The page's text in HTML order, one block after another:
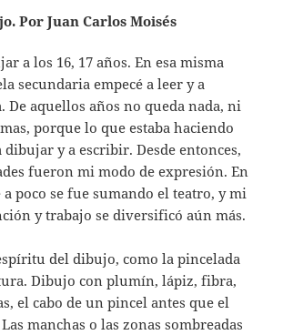
Por Juan Carlos Moisés
a los 16, 17 años. En esa misma
secundaria empecé a leer y a
De aquellos años no queda nada, ni
porque lo que estaba haciendo
dibujar y a escribir. Desde entonces,
fueron mi modo de expresión. En
a poco se fue sumando el teatro, y mi
y trabajo se diversificó aún más.
del dibujo, como la pincelada
Dibujo con plumín, lápiz, fibra,
el cabo de un pincel antes que el
manchas o las zonas sombreadas